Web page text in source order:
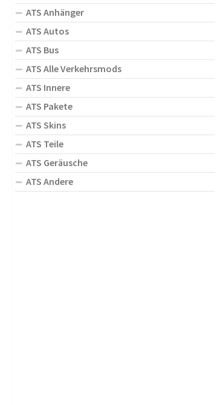
ATS Anhänger
ATS Autos
ATS Bus
ATS Alle Verkehrsmods
ATS Innere
ATS Pakete
ATS Skins
ATS Teile
ATS Geräusche
ATS Andere